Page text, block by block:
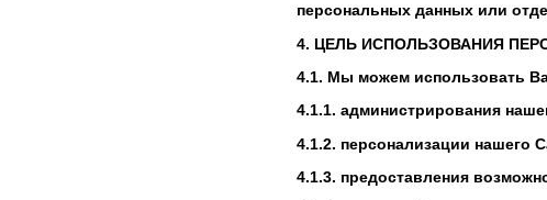
персональных данных или
4. ЦЕЛЬ ИСПОЛЬЗОВАНИЯ
4.1. Мы можем использовать
4.1.1. администрирования
4.1.2. персонализации нашего
4.1.3. предоставления